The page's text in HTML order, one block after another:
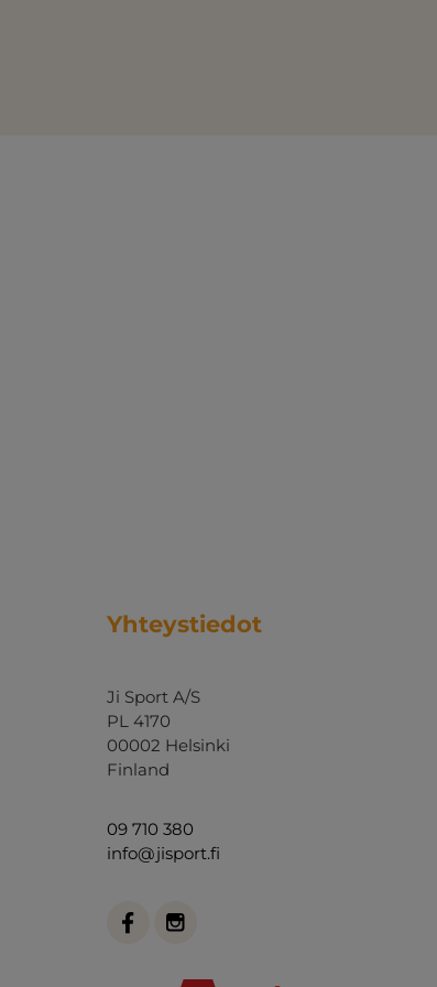
Yhteystiedot
Ji Sport A/S
PL 4170
00002 Helsinki
Finland
09 710 380
info@jisport.fi